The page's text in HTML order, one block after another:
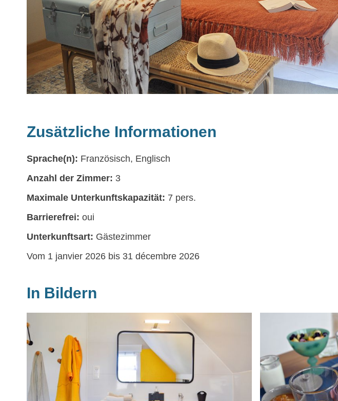
Zusätzliche Informationen
Sprache(n): Französisch, Englisch
Anzahl der Zimmer: 3
Maximale Unterkunftskapazität: 7 pers.
Barrierefrei: oui
Unterkunftsart: Gästezimmer
Vom 1 janvier 2026 bis 31 décembre 2026
In Bildern